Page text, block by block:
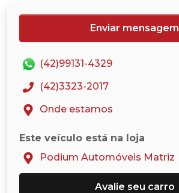
Enviar mensagem
(42)99131-4329
(42)3323-2017
Onde estamos
Este veículo está na loja
Podium Automóveis Matriz
Avalie seu carro